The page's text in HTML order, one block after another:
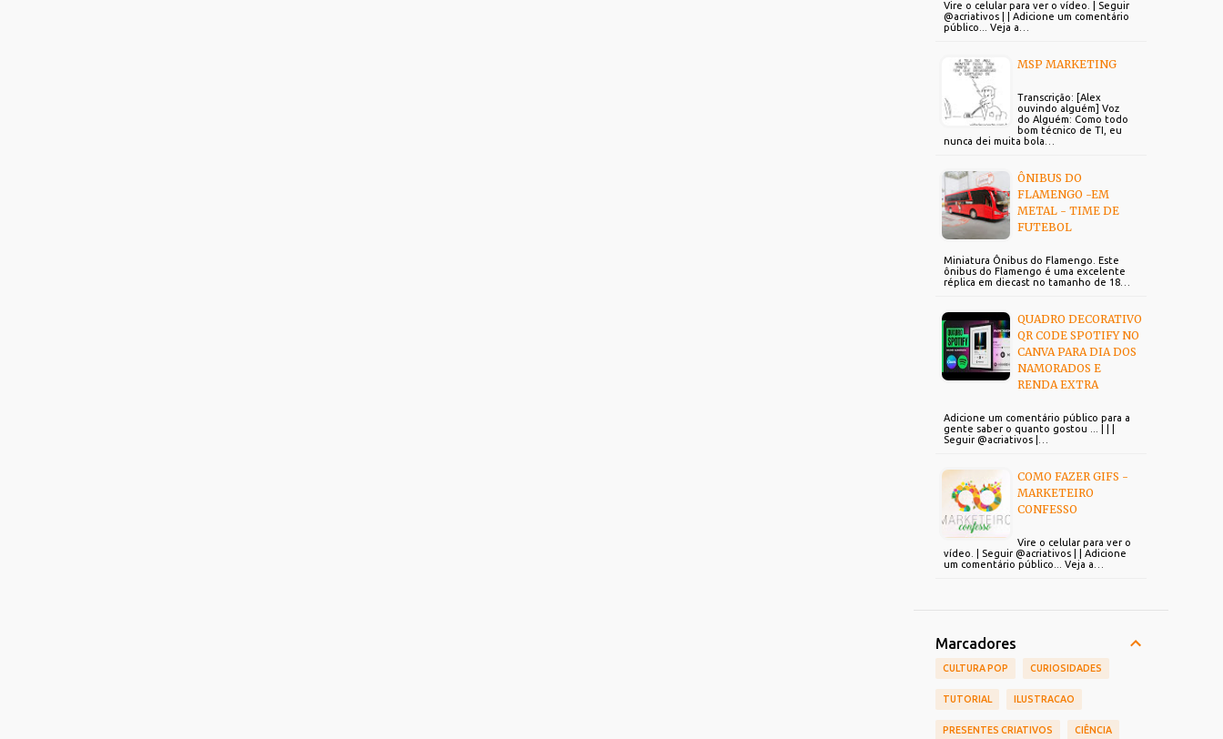
Vire o celular para ver o vídeo. | Seguir
@acriativos | | Adicione um comentário
público... Veja a…
MSP MARKETING
Transcrição: [Alex
ouvindo alguém] Voz
do Alguém: Como todo
bom técnico de TI, eu
nunca dei muita bola…
ÔNIBUS DO
FLAMENGO -EM
METAL - TIME DE
FUTEBOL
Miniatura Ônibus do Flamengo. Este
ônibus do Flamengo é uma excelente
réplica em diecast no tamanho de 18…
QUADRO DECORATIVO
QR CODE SPOTIFY NO
CANVA PARA DIA DOS
NAMORADOS E
RENDA EXTRA
Adicione um comentário público para a
gente saber o quanto gostou ... | | |
Seguir @acriativos |…
COMO FAZER GIFS -
MARKETEIRO
CONFESSO
Vire o celular para ver o
vídeo. | Seguir @acriativos | | Adicione
um comentário público... Veja a…
Marcadores
CULTURA POP CURIOSIDADES
TUTORIAL ILUSTRACAO
PRESENTES CRIATIVOS CIÊNCIA